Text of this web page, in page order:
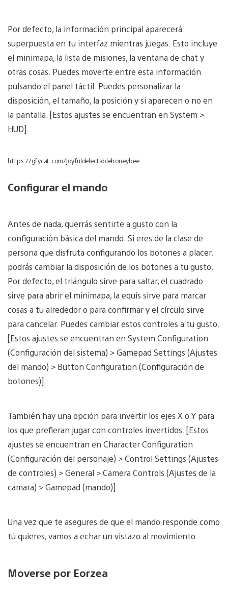
Por defecto, la información principal aparecerá
superpuesta en tu interfaz mientras juegas. Esto incluye
el minimapa, la lista de misiones, la ventana de chat y
otras cosas. Puedes moverte entre esta información
pulsando el panel táctil. Puedes personalizar la
disposición, el tamaño, la posición y si aparecen o no en
la pantalla. [Estos ajustes se encuentran en System >
HUD].
https://gfycat.com/joyfuldelectablehoneybee
Configurar el mando
Antes de nada, querrás sentirte a gusto con la
configuración básica del mando. Si eres de la clase de
persona que disfruta configurando los botones a placer,
podrás cambiar la disposición de los botones a tu gusto.
Por defecto, el triángulo sirve para saltar, el cuadrado
sirve para abrir el minimapa, la equis sirve para marcar
cosas a tu alrededor o para confirmar y el círculo sirve
para cancelar. Puedes cambiar estos controles a tu gusto.
[Estos ajustes se encuentran en System Configuration
(Configuración del sistema) > Gamepad Settings (Ajustes
del mando) > Button Configuration (Configuración de
botones)].
También hay una opción para invertir los ejes X o Y para
los que prefieran jugar con controles invertidos. [Estos
ajustes se encuentran en Character Configuration
(Configuración del personaje) > Control Settings (Ajustes
de controles) > General > Camera Controls (Ajustes de la
cámara) > Gamepad (mando)].
Una vez que te asegures de que el mando responde como
tú quieres, vamos a echar un vistazo al movimiento.
Moverse por Eorzea